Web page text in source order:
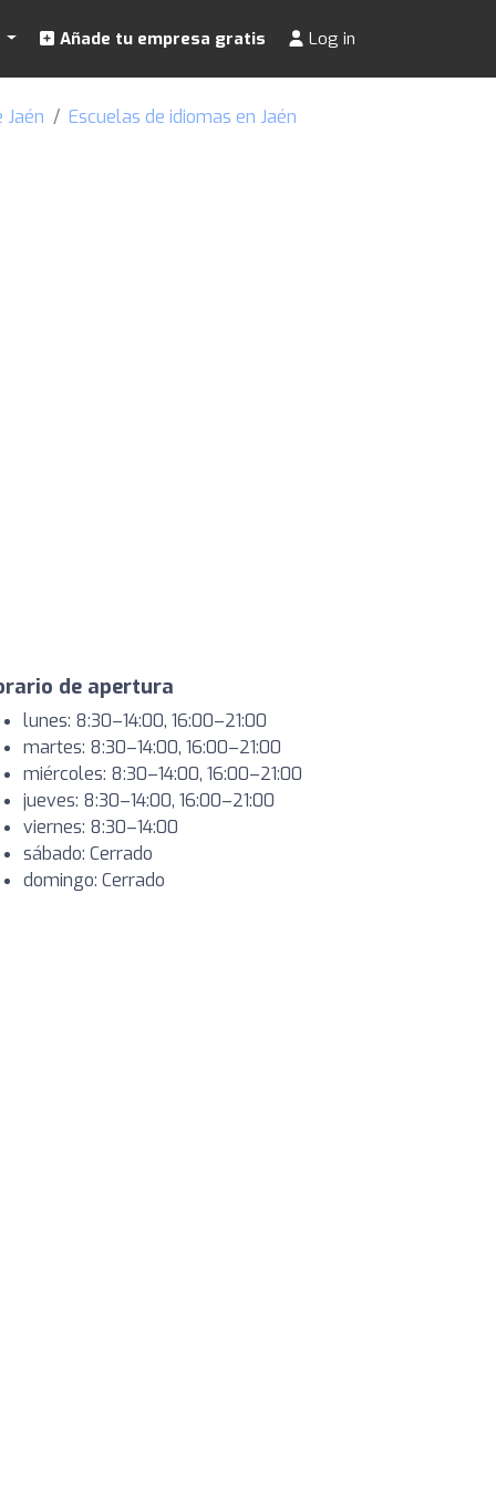
Añade tu empresa gratis Log in
Jaén Escuelas de idiomas en Jaén
de apertura
lunes: 8:30–14:00, 16:00–21:00
martes: 8:30–14:00, 16:00–21:00
miércoles: 8:30–14:00, 16:00–21:00
jueves: 8:30–14:00, 16:00–21:00
viernes: 8:30–14:00
sábado: Cerrado
domingo: Cerrado